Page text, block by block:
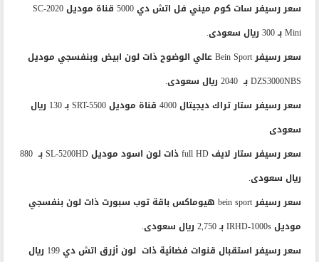
سعر رسيفر سات كوم ميني فل اتش دي 5000 قناة موديل SC-2020
Mini بـ 300 ريال سعودى.
سعر رسيفر Bein Sport عالي الوضوح ذات لون ابيض وبنفسجي موديل
DZS3000NBS بـ 2040 ريال سعودى.
سعر رسيفر ستار تراك ديجيتال 4000 قناة موديل SRT-5500 بـ 130 ريال
سعودى
سعر رسيفر ستار لايف full HD ذات لون اسود موديل SL-5200HD بـ 880
ريال سعودى.
سعر رسيفر bein sport هيوماكس باقة توب سبورت ذات لون بنفسجي
موديل IRHD-1000s بـ 2,750 ريال سعودى.
سعر رسيفر استقبال قنوات فضائية ذات لون أزرق اتش دي 199 ريال